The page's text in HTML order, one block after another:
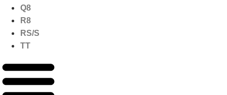
Q8
R8
RS/S
TT